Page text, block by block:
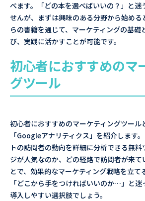
べます。「どの本を選べばいいの？」と迷
せんが、まずは興味のある分野から始める
らの書籍を通じて、マーケティングの基礎
び、実践に活かすことが可能です。
初心者におすすめのマ
グツール
初心者におすすめのマーケティングツール
「Googleアナリティクス」を紹介します
トの訪問者の動向を詳細に分析できる無
ジが人気なのか、どの経路で訪問者が来て
とで、効果的なマーケティング戦略を立て
「どこから手をつければいいのか…」と迷
導入しやすい選択肢でしょう。